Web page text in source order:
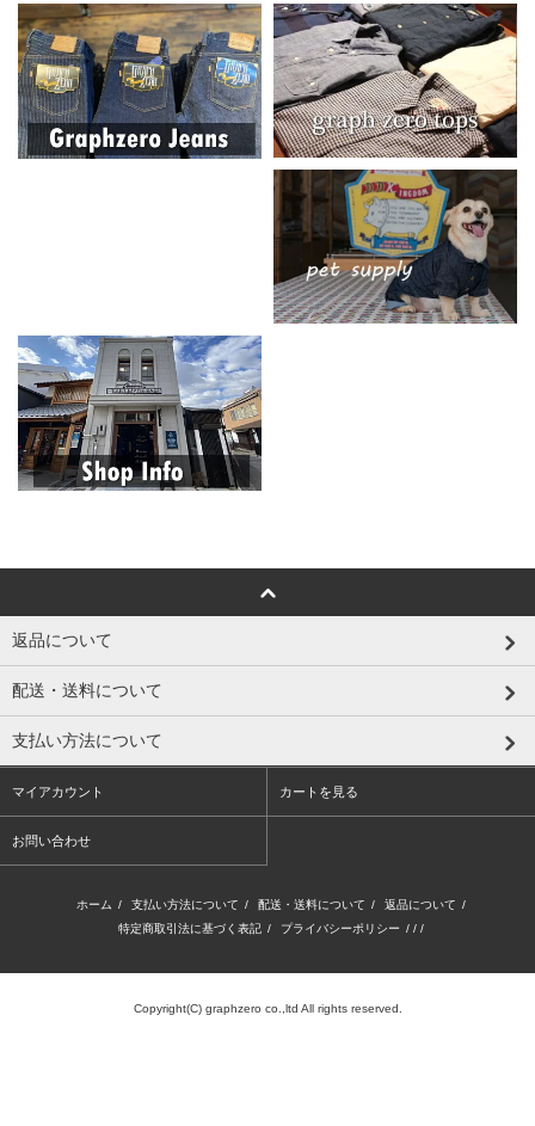
返品について
配送・送料について
支払い方法について
マイアカウント カートを見る
お問い合わせ
ホーム / 支払い方法について / 配送・送料について / 返品について /
特定商取引法に基づく表記 / プライバシーポリシー / / /
Copyright(C) graphzero co.,ltd All rights reserved.